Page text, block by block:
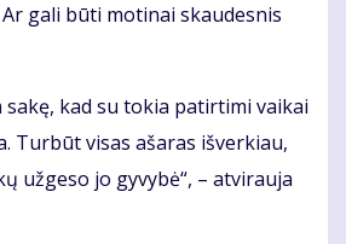
Ar ga­li bū­ti mo­ti­nai skau­des­nis
sa­kę, kad su to­kia pa­tir­ti­mi vai­kai
Tur­būt vi­sas aša­ras iš­ver­kiau,
už­ge­so jo gy­vy­bė“, – at­vi­rau­ja